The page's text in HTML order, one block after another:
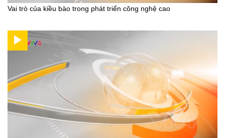
Vai trò của kiều bào trong phát triển công nghệ cao